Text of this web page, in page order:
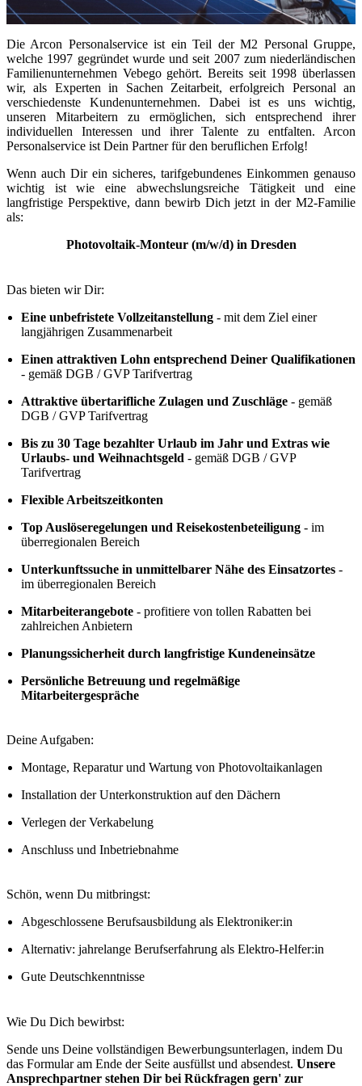
Die Arcon Personalservice ist ein Teil der M2 Personal Gruppe,
welche 1997 gegründet wurde und seit 2007 zum niederländischen
Familienunternehmen Vebego gehört. Bereits seit 1998 überlassen
wir, als Experten in Sachen Zeitarbeit, erfolgreich Personal an
verschiedenste Kundenunternehmen. Dabei ist es uns wichtig,
unseren Mitarbeitern zu ermöglichen, sich entsprechend ihrer
individuellen Interessen und ihrer Talente zu entfalten. Arcon
Personalservice ist Dein Partner für den beruflichen Erfolg!
Wenn auch Dir ein sicheres, tarifgebundenes Einkommen genauso
wichtig ist wie eine abwechslungsreiche Tätigkeit und eine
langfristige Perspektive, dann bewirb Dich jetzt in der M2-Familie
als:
Photovoltaik-Monteur (m/w/d) in Dresden
Das bieten wir Dir:
Eine unbefristete Vollzeitanstellung - mit dem Ziel einer
langjährigen Zusammenarbeit
Einen attraktiven Lohn entsprechend Deiner Qualifikationen
- gemäß DGB / GVP Tarifvertrag
Attraktive übertarifliche Zulagen und Zuschläge - gemäß
DGB / GVP Tarifvertrag
Bis zu 30 Tage bezahlter Urlaub im Jahr und Extras wie
Urlaubs- und Weihnachtsgeld - gemäß DGB / GVP
Tarifvertrag
Flexible Arbeitszeitkonten
Top Auslöseregelungen und Reisekostenbeteiligung - im
überregionalen Bereich
Unterkunftssuche in unmittelbarer Nähe des Einsatzortes -
im überregionalen Bereich
Mitarbeiterangebote - profitiere von tollen Rabatten bei
zahlreichen Anbietern
Planungssicherheit durch langfristige Kundeneinsätze
Persönliche Betreuung und regelmäßige
Mitarbeitergespräche
Deine Aufgaben:
Montage, Reparatur und Wartung von Photovoltaikanlagen
Installation der Unterkonstruktion auf den Dächern
Verlegen der Verkabelung
Anschluss und Inbetriebnahme
Schön, wenn Du mitbringst:
Abgeschlossene Berufsausbildung als Elektroniker:in
Alternativ: jahrelange Berufserfahrung als Elektro-Helfer:in
Gute Deutschkenntnisse
Wie Du Dich bewirbst:
Sende uns Deine vollständigen Bewerbungsunterlagen, indem Du
das Formular am Ende der Seite ausfüllst und absendest. Unsere
Ansprechpartner stehen Dir bei Rückfragen gern' zur